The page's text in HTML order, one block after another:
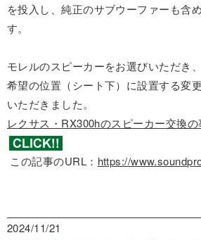
を投入し、純正のサブウーファーも含
す。
モレルのスピーカーをお選びいただき
希望の位置（シート下）に設置する変
いただきました。
レクサス・RX300hのスピーカー交換
この記事のURL： https://
2024/11/21